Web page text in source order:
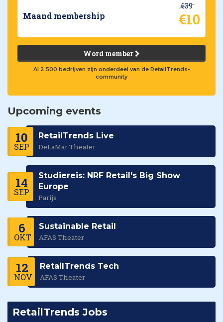
Maand membership
€39
€10
Word member
Al 2.500 bedrijven zijn onderdeel van de RetailTrends-
community
Upcoming events
10
SEP
RetailTrends Live
DeLaMar Theater
14
SEP
Studiereis: NRF Retail's Big Show
Europe
Parijs
6
OKT
Sustainable Retail
AFAS Theater
12
NOV
RetailTrends Tech
AFAS Theater
RetailTrends Jobs